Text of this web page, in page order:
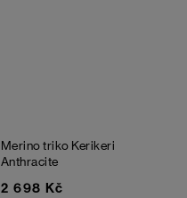
Merino triko Kerikeri
Anthracite
2 698 Kč